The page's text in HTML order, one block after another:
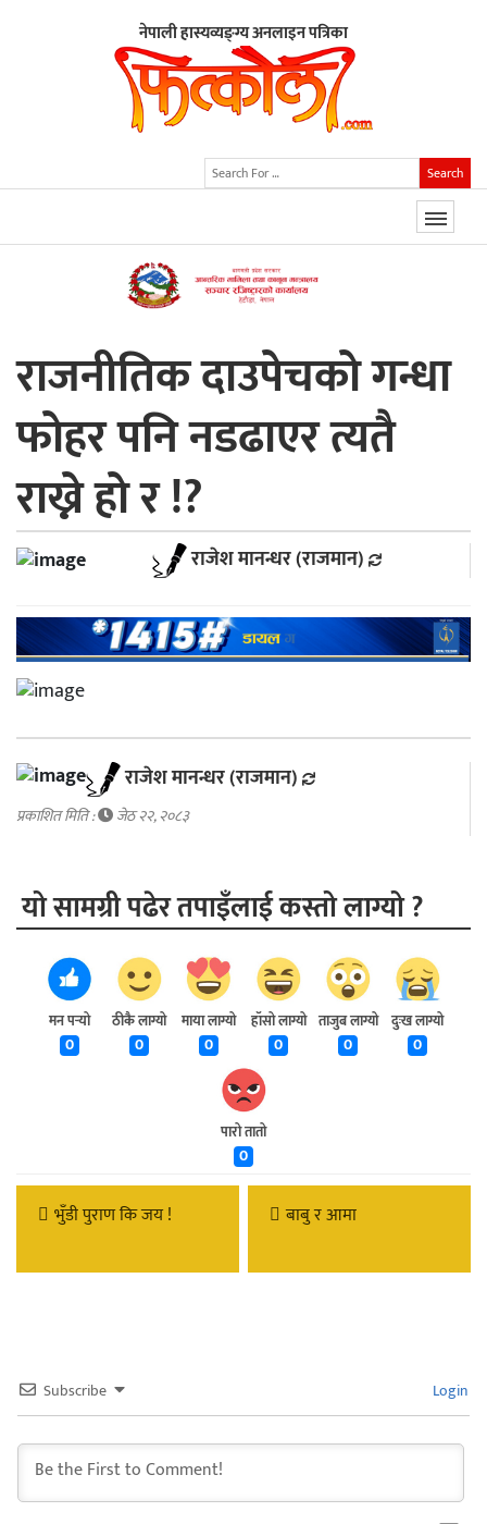
नेपाली हास्यव्यङ्ग्य अनलाइन पत्रिका
Search
राजनीतिक दाउपेचकाे गन्धा
फाेहर पनि नडढाएर त्यतै
राख्ने हाे र !?
राजेश मानन्धर (राजमान)
राजेश मानन्धर (राजमान)
प्रकाशित मिति : जेठ २२, २०८३
यो सामग्री पढेर तपाइँलाई कस्तो लाग्यो ?
मन पर्‍यो
0
ठीकै लाग्यो
0
माया लाग्यो
0
हाँसो लाग्यो
0
ताजुब लाग्यो
0
दुःख लाग्यो
0
पारो तातो
0
भुँडी पुराण कि जय ! बाबु र आमा
Subscribe Login